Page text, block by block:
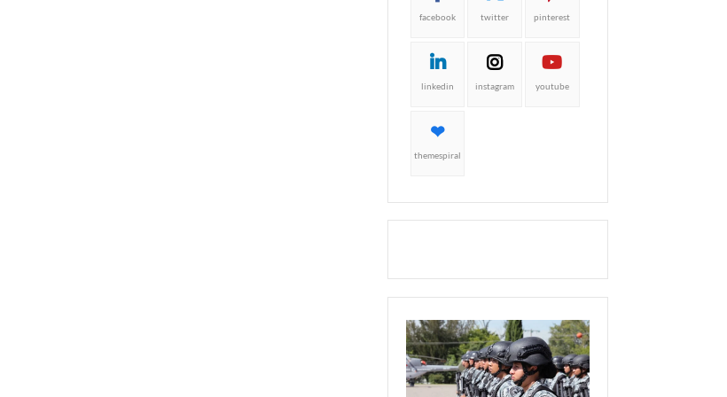
facebook twitter pinterest
linkedin instagram youtube
themespiral